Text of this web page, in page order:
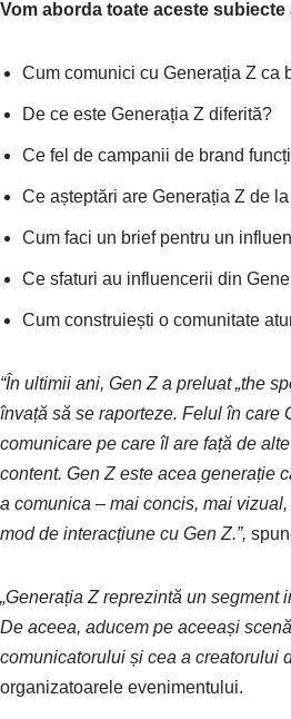
Vom aborda toate aceste
Cum comunici cu Generația Z ca
De ce este Generația Z diferită?
Ce fel de campanii de brand
Ce așteptări are Generația Z de
Cum faci un brief pentru un
Ce sfaturi au influencerii din
Cum construiești o comunitate
“În ultimii ani, Gen Z a preluat „the
învață să se raporteze. Felul în care
comunicare pe care îl are față de
content. Gen Z este acea generație
a comunica – mai concis, mai
mod de interacțiune cu Gen Z.”,
„Generația Z reprezintă un
De aceea, aducem pe aceeași
comunicatorului și cea a creatorului
organizatoarele evenimentului.